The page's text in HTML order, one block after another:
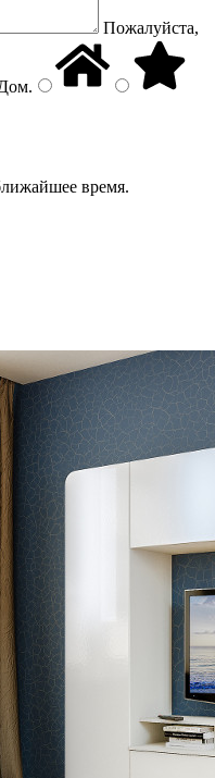
Пожалуйста,
.
время.